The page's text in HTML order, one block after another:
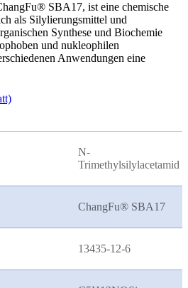
SBA17, ist eine chemische
als Silylierungsmittel und
Synthese und Biochemie
und nukleophilen
Anwendungen eine
N-
Trimethylsilylacetamid
ChangFu® SBA17
13435-12-6